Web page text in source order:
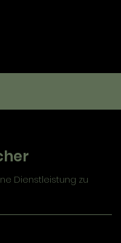
Dienstleistung zu